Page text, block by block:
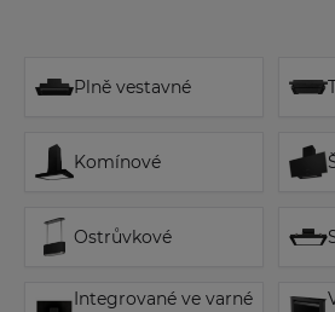
Plně vestavné
Komínové
Ostrůvkové
Integrované ve varné